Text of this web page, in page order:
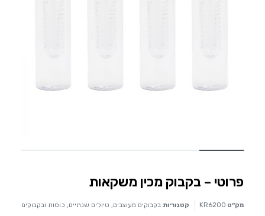
פרוטי – בקבוק מכין משקאות
מק״ט KR6200 קטגוריות בקבוקים מעוצבים, טיולים שנתיים, כוסות ובקבוקים